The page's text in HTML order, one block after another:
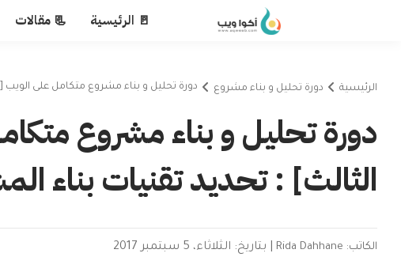
🚪 الرئيسية 📃 مقالات
الرئيسية دورة تحليل و بناء مشروع دورة تحليل و بناء مشروع متكامل على الويب
دورة تحليل و بناء مشروع
الثالث] : تحديد تقنيات بناء
الكاتب: Rida Dahhane بتاريخ: الثلاثاء، 5 سبتمبر 2017